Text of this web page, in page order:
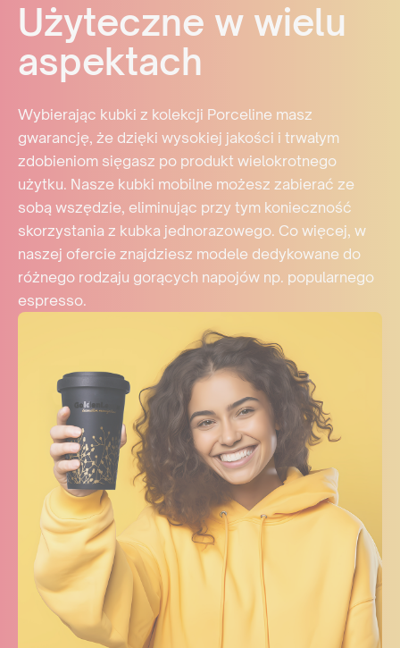
Użyteczne w wielu
aspektach
Wybierając kubki z kolekcji Porceline masz
gwarancję, że dzięki wysokiej jakości i trwałym
zdobieniom sięgasz po produkt wielokrotnego
użytku. Nasze kubki mobilne możesz zabierać ze
sobą wszędzie, eliminując przy tym konieczność
skorzystania z kubka jednorazowego. Co więcej, w
naszej ofercie znajdziesz modele dedykowane do
różnego rodzaju gorących napojów np. popularnego
espresso.